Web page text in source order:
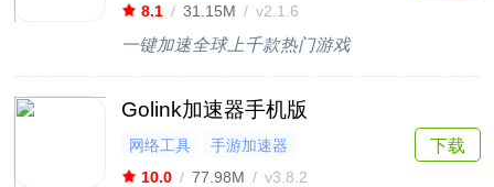
8.1 / 31.15M / v2.1.6
一键加速全球上千款热门游戏
Golink加速器手机版
网络工具
手游加速器
10.0 / 77.98M / v3.8.2
下载